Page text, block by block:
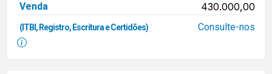
Venda
430.000,00
(ITBI, Registro, Escritura e Certidões) Consulte-nos